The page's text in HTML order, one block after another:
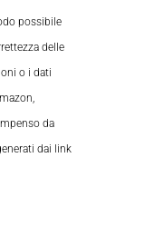
possibile
delle
o i dati
da
dai link